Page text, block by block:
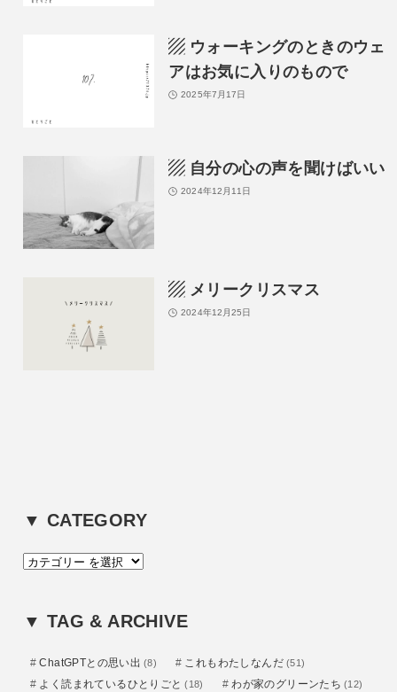
▨ ウォーキングのときのウェ
アはお気に入りのもので
2025年7月17日
▨ 自分の心の声を聞けばいい
2024年12月11日
▨ メリークリスマス
2024年12月25日
▼ CATEGORY
カ
リ
▼ TAG & ARCHIVE
ChatGPTとの思い出 (8) これもわたしなんだ (51)
よく読まれているひとりごと (18) わが家のグリーンたち (12)